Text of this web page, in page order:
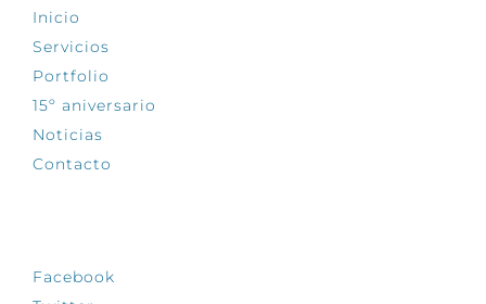
Inicio
Servicios
Portfolio
15º aniversario
Noticias
Contacto
Facebook